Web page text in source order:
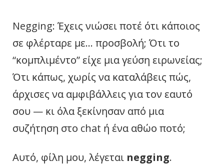
Negging: Έχεις νιώσει ποτέ ότι κάποιος
σε φλέρταρε με… προσβολή; Ότι το
“κομπλιμέντο” είχε μια γεύση ειρωνείας;
Ότι κάπως, χωρίς να καταλάβεις πώς,
άρχισες να αμφιβάλλεις για τον εαυτό
σου — κι όλα ξεκίνησαν από μια
συζήτηση στο chat ή ένα αθώο ποτό;
Αυτό, φίλη μου, λέγεται negging.